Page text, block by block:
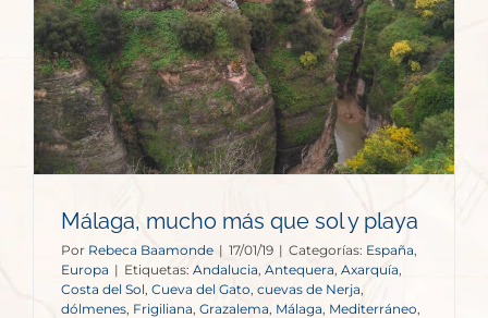
Málaga, mucho más que sol y playa
Por Rebeca Baamonde | 17/01/19 | Categorías: España,
Europa | Etiquetas: Andalucia Antequera, Axarquía,
Costa del Sol, Cueva del Gato, cuevas de Nerja,
dólmenes, Frigiliana, Grazalema Málaga, Mediterráneo